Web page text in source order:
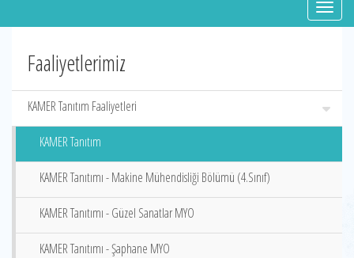
Faaliyetlerimiz
KAMER Tanıtım Faaliyetleri
KAMER Tanıtım
KAMER Tanıtımı - Makine Mühendisliği Bölümü (4.Sınıf)
KAMER Tanıtımı - Güzel Sanatlar MYO
KAMER Tanıtımı - Şaphane MYO